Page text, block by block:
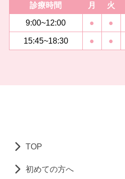
診療時間 月 火
9:00~12:00 ● ●
15:45~18:30 ● ●
TOP
初めての方へ